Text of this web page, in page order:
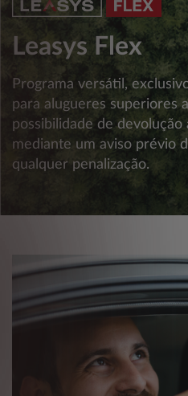
Leasys Flex
Programa versátil,
para alugueres superiores
possibilidade de devolução
mediante um aviso prévio
qualquer penalização.